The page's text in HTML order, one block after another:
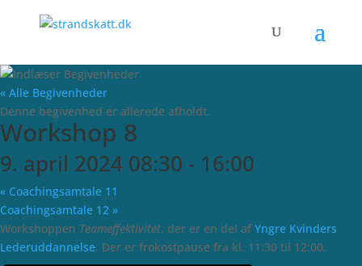
« Alle Begivenheder
Denne begivenhed er allerede afholdt.
Workshop 8
9. april 2024 08:30 - 16:00
« Coaching­samtale 11
Coaching­samtale 12 »
Workshoppen Team­effektivitet, der er en del afYngre Kvinders
Lederuddannelse. Der er frokostpause fra kl. 11:30 til 12:00.